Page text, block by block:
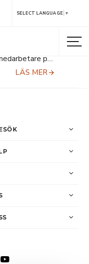
SELECT LANGUAGE ▼
Roland Johansson, mångårig medarbetare på Skellefteå museum, tar med dig på en bildresa genom arbetares miljöer och villkor i vår region. Del av Berättarfestivalen.
LÄS MER